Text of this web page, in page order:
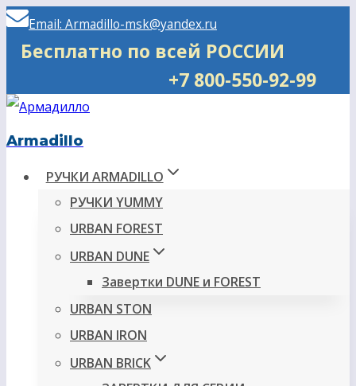
Перейти
Email: Armadillo-msk@yandex.ru
Бесплатно по всей РОССИИ
+7 800-550-92-99
Armadillo
РУЧКИ ARMADILLO
РУЧКИ YUMMY
URBAN FOREST
URBAN DUNE
Завертки DUNE и FOREST
URBAN STON
URBAN IRON
URBAN BRICK